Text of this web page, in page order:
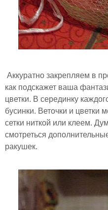
Аккуратно закрепляем в
как подскажет ваша
цветки. В серединку
бусинки. Веточки и цветки
сетки ниткой или клеем.
смотреться
ракушек.